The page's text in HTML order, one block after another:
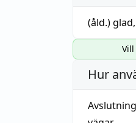
(åld.)glad,
Hur